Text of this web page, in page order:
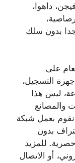
داهوا،
بدون سلك
على
التسجيل،
ليس هذا
والمصانع
بعمل شبكة
بدون
للمزيد
أو الاتصال